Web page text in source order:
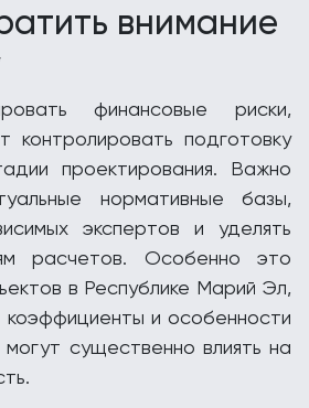
внимание
финансовые риски,
контролировать подготовку
проектирования. Важно
нормативные базы,
экспертов и уделять
расчетов. Особенно это
в Республике Марий Эл,
коэффициенты и особенности
существенно влиять на